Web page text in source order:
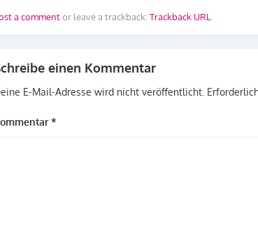
a commentor leave a trackback:Trackback URL
einen Kommentar
E-Mail-Adresse wird nicht veröffentlicht.
*